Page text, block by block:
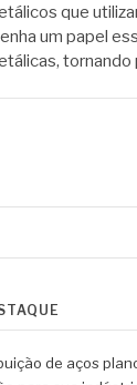
que
um papel
de aços